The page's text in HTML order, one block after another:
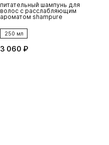
питательный шампунь для
волос с расслабляющим
ароматом shampure
250 мл
3 060 ₽